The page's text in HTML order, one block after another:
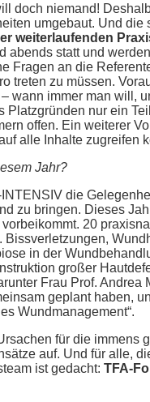
doch niemand!
umgebaut. Und die
weiterlaufenden
abends statt und
Fragen an die
treten zu müssen.
wann immer man will,
nur ein
offen. Ein weiterer
alle Inhalte zugreifen
Jahr?
die
zu bringen. Dieses
20
in der
großer
Frau Prof. Andrea
geplant haben,
Wundmanagement“.
für die immens
auf. Und für alle,
ist gedacht: TFA-